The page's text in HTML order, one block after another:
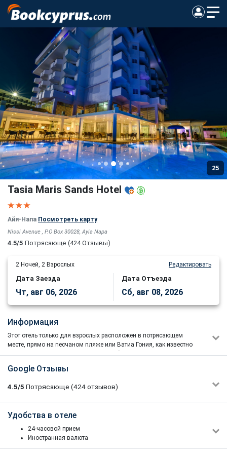
25
Tasia Maris Sands Hotel
Айя-Напа Посмотреть карту
Nissi Avenue , P.O Box 30028, Ayia Napa
4.5/5 Потрясающе (424 Отзывы)
2 Ночей, 2 Взрослых Редактировать
Дата Заезда
Чт, авг 06, 2026
Дата Отъезда
Сб, авг 08, 2026
Информация
Этот отель только для взрослых расположен в потрясающем
месте, прямо на песчаном пляже или Ватиа Гония, как известно
местным жителям, в 20 минутах ходьбы от центра Айя-Напы. Он
расслабляющую атмосферу на пляже.
внимательное обслуживание, небольшой и дружелюбный
ключевых элементов отеля.
Google Отзывы
4.5/5 Потрясающе (424отзывов)
Lianna Muradyan
Перонал отличный все отзывчивые дружелюбные
отдельное спасибо Паникосу Костасу за особое вежливое
отношение
Удобства в отеле
24-часовой прием
Иностранная валюта
Принимаются все основные кредитные карты